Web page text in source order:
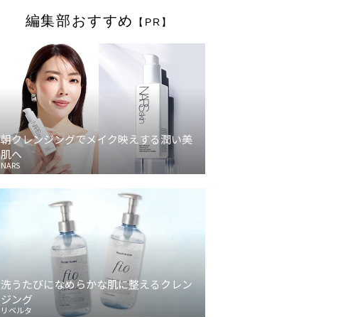
編集部おすすめ 【PR】
朝クレンジングでメイク映えする潤い美
肌へ
NARS
洗うたびになめらかな肌に整えるクレン
ジング
リベルタ